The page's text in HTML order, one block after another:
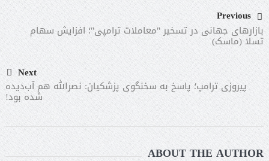
Previous
بازارهای جهانی در تسخیر "معاملات ترامپی"؛ افزایش سهام
تسلا (ماسک)
Next
پیروزی ترامپ؛ پاسخ به سخنگوی پزشکیان: نصرالله هم آب‌دیده
شده بود!
ABOUT THE AUTHOR